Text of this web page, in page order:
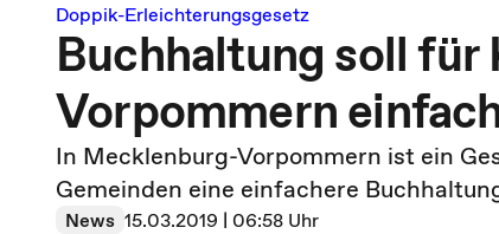
Doppik-Erleichterungsgesetz
Buchhaltung soll
Vorpommern
In Mecklenburg-Vorpommern ist ein
Gemeinden eine einfachere
News 15.03.2019 | 06:58 Uhr